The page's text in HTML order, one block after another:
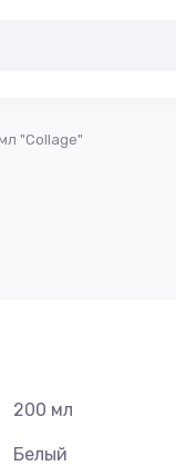
"Collage"
200 мл
Белый